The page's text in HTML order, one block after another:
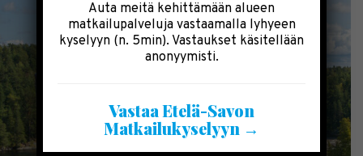
Auta meitä kehittämään alueen
matkailupalveluja vastaamalla lyhyeen
kyselyyn (n. 5min). Vastaukset käsitellään
anonyymisti.
Vastaa Etelä-Savon
Matkailukyselyyn →